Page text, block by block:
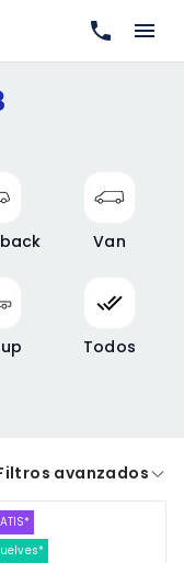
Van
Todos
contadoavanzados